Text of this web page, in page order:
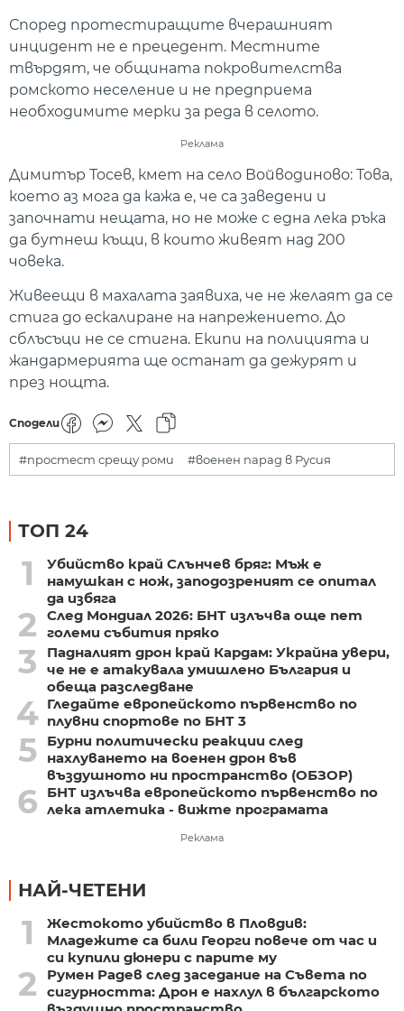
Според протестиращите вчерашният
инцидент не е прецедент. Местните
твърдят, че общината покровителства
ромското неселение и не предприема
необходимите мерки за реда в селото.
Реклама
Димитър Тосев, кмет на село Войводиново: Това,
което аз мога да кажа е, че са заведени и
започнати нещата, но не може с една лека ръка
да бутнеш къщи, в които живеят над 200
човека.
Живеещи в махалата заявиха, че не желаят да се
стига до ескалиране на напрежението. До
сблъсъци не се стигна. Екипи на полицията и
жандармерията ще останат да дежурят и
през нощта.
Сподели
#простест срещу роми #военен парад в Русия
ТОП 24
1
Убийство край Слънчев бряг: Мъж е
намушкан с нож, заподозреният се опитал
да избяга
2
След Мондиал 2026: БНТ излъчва още пет
големи събития пряко
3
Падналият дрон край Кардам: Украйна увери,
че не е атакувала умишлено България и
обеща разследване
4 Гледайте европейското първенство по
плувни спортове по БНТ 3
5
Бурни политически реакции след
нахлуването на военен дрон във
въздушното ни пространство (ОБЗОР)
6
БНТ излъчва европейското първенство по
лека атлетика - вижте програмата
Реклама
НАЙ-ЧЕТЕНИ
1
Жестокото убийство в Пловдив:
Младежите са били Георги повече от час и
си купили дюнери с парите му
2
Румен Радев след заседание на Съвета по
сигурността: Дрон е нахлул в българското